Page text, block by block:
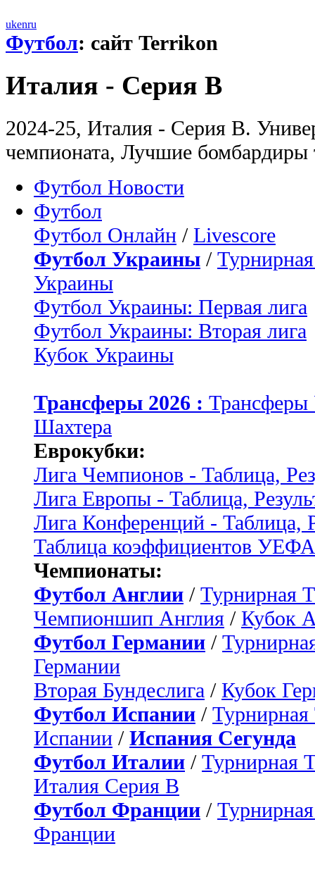
ukenru
Футбол: сайт Terrikon
Италия - Серия В
2024-25, Италия - Серия В.
чемпионата, Лучшие бомбардиры
Футбол Новости
Футбол
Футбол Онлайн / Livescore
Футбол Украины /
Украины
Футбол Украины: Первая лига
Футбол Украины: Вторая лига
Кубок Украины
Трансферы 2026 :
Шахтера
Еврокубки:
Лига Чемпионов - Таблица,
Лига Европы - Таблица,
Лига Конференций - Таблица,
Таблица коэффициентов УЕФА
Чемпионаты:
Футбол Англии / Турнирная
Чемпионшип Англия / Кубок
Футбол Германии /
Германии
Вторая Бундеслига / Кубок
Футбол Испании / Турнирная
Испании / Испания Сегунда
Футбол Италии / Турнирная
Италия Серия B
Футбол Франции /
Франции